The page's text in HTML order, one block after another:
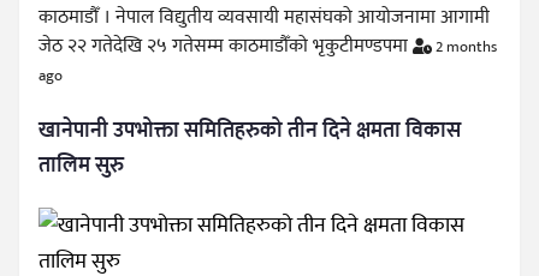
काठमाडौँ । नेपाल विद्युतीय व्यवसायी महासंघको आयोजनामा आगामी
जेठ २२ गतेदेखि २५ गतेसम्म काठमाडौँको भृकुटीमण्डपमा
2 months
ago
खानेपानी उपभोक्ता समितिहरुको तीन दिने क्षमता विकास
तालिम सुरु